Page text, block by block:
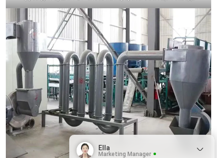
Ella
Marketing Manager